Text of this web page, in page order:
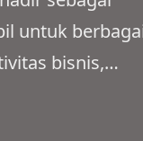
untuk
bisnis,
mampu